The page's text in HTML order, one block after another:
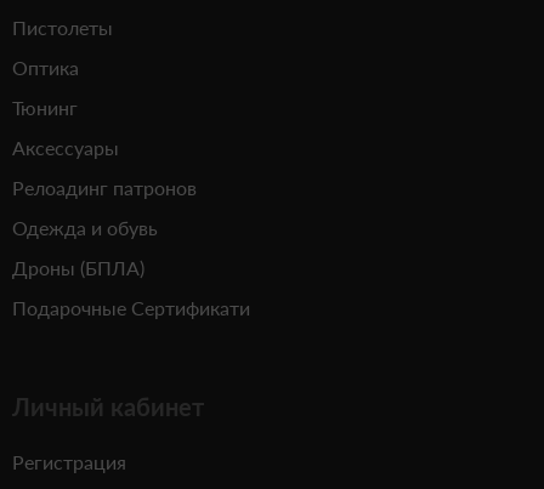
Пистолеты
Оптика
Тюнинг
Аксессуары
Релоадинг патронов
Одежда и обувь
Дроны (БПЛА)
Подарочные Сертификати
Личный кабинет
Регистрация